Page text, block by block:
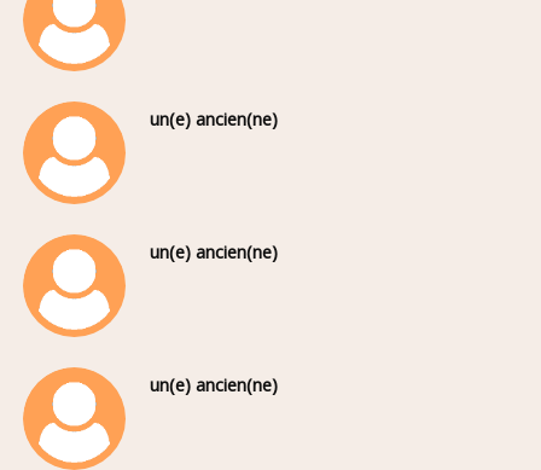
un(e) ancien(ne)
un(e) ancien(ne)
un(e) ancien(ne)